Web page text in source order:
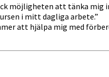
möjligheten att tänka mig
i mitt dagliga arbete.”
att hjälpa mig med